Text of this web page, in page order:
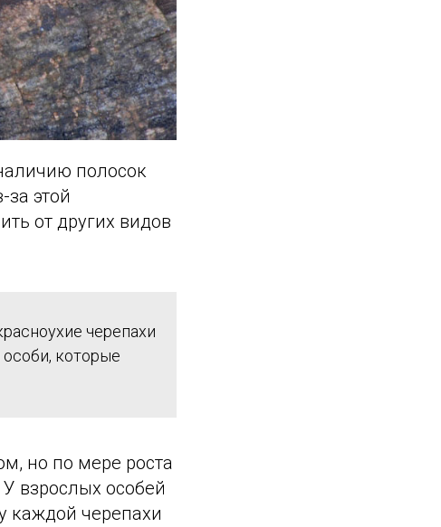
полосок
этой
от других видов
черепахи
которые
но по мере роста
У взрослых особей
каждой черепахи